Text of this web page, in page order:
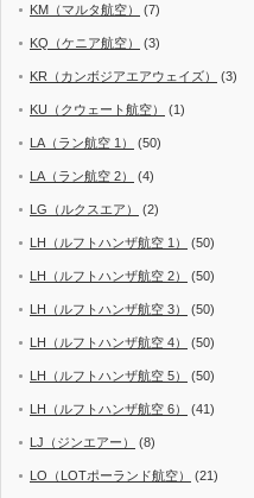
KM（マルタ航空） (7)
KQ（ケニア航空） (3)
KR（カンボジアエアウェイズ） (3)
KU（クウェート航空） (1)
LA（ラン航空 1） (50)
LA（ラン航空 2） (4)
LG（ルクスエア） (2)
LH（ルフトハンザ航空 1） (50)
LH（ルフトハンザ航空 2） (50)
LH（ルフトハンザ航空 3） (50)
LH（ルフトハンザ航空 4） (50)
LH（ルフトハンザ航空 5） (50)
LH（ルフトハンザ航空 6） (41)
LJ（ジンエアー） (8)
LO（LOTポーランド航空） (21)